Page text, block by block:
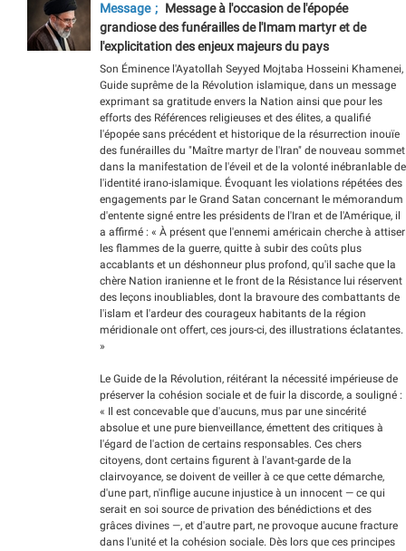
Message
Message à l'occasion de l'épopée
grandiose des funérailles de l'Imam martyr et de
l'explicitation des enjeux majeurs du pays
Son Éminence l'Ayatollah Seyyed Mojtaba Hosseini Khamenei,
Guide suprême de la Révolution islamique, dans un message
exprimant sa gratitude envers la Nation ainsi que pour les
efforts des Références religieuses et des élites, a qualifié
l'épopée sans précédent et historique de la résurrection inouïe
des funérailles du "Maître martyr de l'Iran" de nouveau sommet
dans la manifestation de l'éveil et de la volonté inébranlable de
l'identité irano-islamique. Évoquant les violations répétées des
engagements par le Grand Satan concernant le mémorandum
d'entente signé entre les présidents de l'Iran et de l'Amérique, il
a affirmé : « À présent que l'ennemi américain cherche à attiser
les flammes de la guerre, quitte à subir des coûts plus
accablants et un déshonneur plus profond, qu'il sache que la
chère Nation iranienne et le front de la Résistance lui réservent
des leçons inoubliables, dont la bravoure des combattants de
l'islam et l'ardeur des courageux habitants de la région
méridionale ont offert, ces jours-ci, des illustrations éclatantes.
»
Le Guide de la Révolution, réitérant la nécessité impérieuse de
préserver la cohésion sociale et de fuir la discorde, a souligné :
« Il est concevable que d'aucuns, mus par une sincérité
absolue et une pure bienveillance, émettent des critiques à
l'égard de l'action de certains responsables. Ces chers
citoyens, dont certains figurent à l'avant-garde de la
clairvoyance, se doivent de veiller à ce que cette démarche,
d'une part, n'inflige aucune injustice à un innocent — ce qui
serait en soi source de privation des bénédictions et des
grâces divines —, et d'autre part, ne provoque aucune fracture
dans l'unité et la cohésion sociale. Dès lors que ces principes